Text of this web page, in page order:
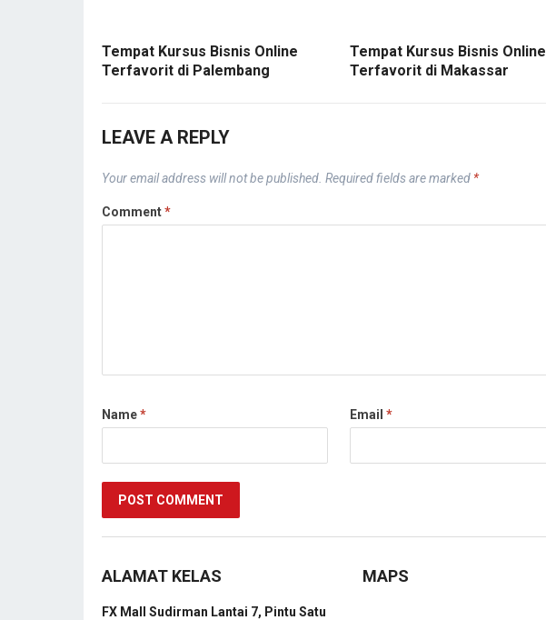
Tempat Kursus Bisnis Online
Terfavorit di Palembang
Tempat Kursus Bisnis Online
Terfavorit di Makassar
LEAVE A REPLY
Your email address will not be published. Required fields are marked *
Comment*
Name* Email *
ALAMAT KELAS
FX Mall Sudirman Lantai 7, Pintu Satu
MAPS